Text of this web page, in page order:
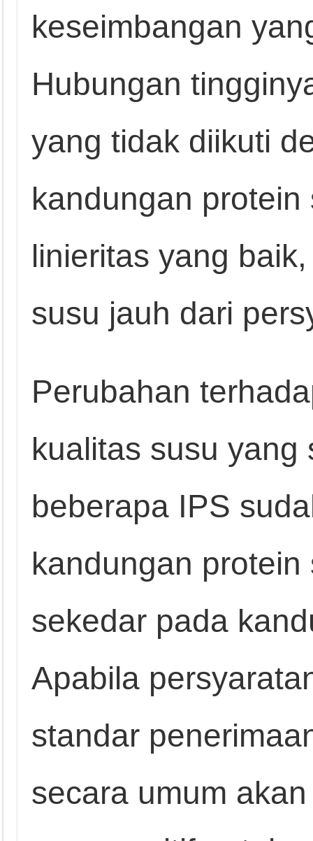
keseimbangan
Hubungan
yang tidak diikuti
kandungan
linieritas yang
susu jauh dari
Perubahan
kualitas susu
beberapa IPS
kandungan
sekedar pada
Apabila
standar
secara umum